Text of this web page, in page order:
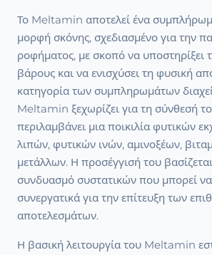
Το Meltamin αποτελεί ένα
μορφή σκόνης, σχεδιασμένο για την
ροφήματος, με σκοπό να υποστηρίξει
βάρους και να ενισχύσει τη φυσική
κατηγορία των συμπληρωμάτων
Meltamin ξεχωρίζει για τη σύνθεσή
περιλαμβάνει μια ποικιλία φυτικών
λιπών, φυτικών ινών, αμινοξέων,
μετάλλων. Η προσέγγισή του
συνδυασμό συστατικών που μπορεί
συνεργατικά για την επίτευξη των
αποτελεσμάτων.
Η βασική λειτουργία του Meltamin